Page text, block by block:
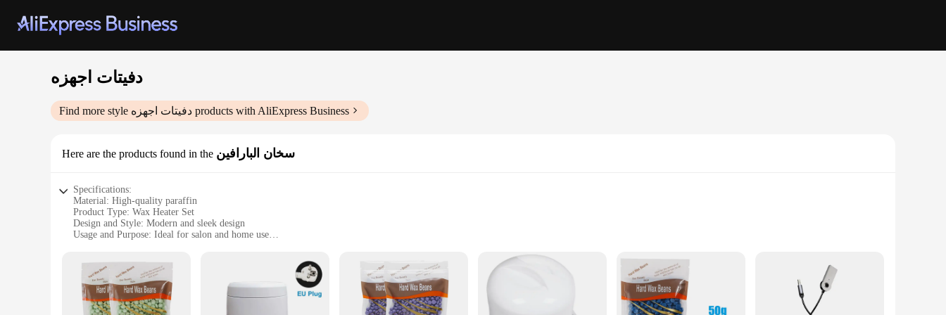
دفيتات اجهزه
Find more style دفيتات اجهزه products with AliExpress Business
Here are the products found in the سخان البارافين
Specifications:
Material: High-quality paraffin
Product Type: Wax Heater Set
Design and Style: Modern and sleek design
Usage and Purpose: Ideal for salon and home use
Features: